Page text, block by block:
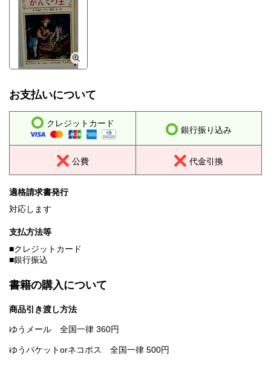
お支払いについて
クレジットカード
銀行振り込み
公費 代金引換
適格請求書発行
対応します
支払方法等
■クレジットカード
■銀行振込
書籍の購入について
商品引き渡し方法
ゆうメール 全国一律 360円
ゆうパケットorネコポス 全国一律 500円